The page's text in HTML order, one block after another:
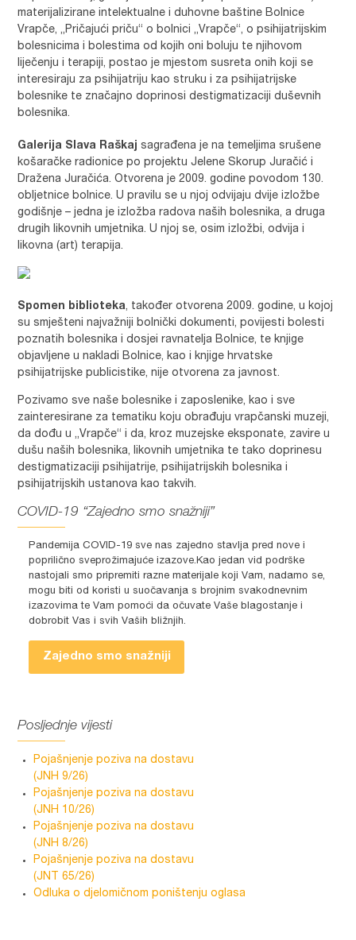
materijalizirane intelektualne i duhovne baštine Bolnice
Vrapče, „Pričajući priču“ o bolnici „Vrapče“, o psihijatrijskim
bolesnicima i bolestima od kojih oni boluju te njihovom
liječenju i terapiji, postao je mjestom susreta onih koji se
interesiraju za psihijatriju kao struku i za psihijatrijske
bolesnike te značajno doprinosi destigmatizaciji duševnih
bolesnika.
Galerija Slava Raškaj
sagrađena je na temeljima srušene
košaračke radionice po projektu Jelene Skorup Juračić i
Dražena Juračića. Otvorena je 2009. godine povodom 130.
obljetnice bolnice. U pravilu se u njoj odvijaju dvije izložbe
godišnje – jedna je izložba radova naših bolesnika, a druga
drugih likovnih umjetnika. U njoj se, osim izložbi, odvija i
likovna (art) terapija.
Spomen biblioteka, također otvorena 2009. godine, u kojoj
su smješteni najvažniji bolnički dokumenti, povijesti bolesti
poznatih bolesnika i dosjei ravnatelja Bolnice, te knjige
objavljene u nakladi Bolnice, kao i knjige hrvatske
psihijatrijske publicistike, nije otvorena za javnost.
Pozivamo sve naše bolesnike i zaposlenike, kao i sve
zainteresirane za tematiku koju obrađuju vrapčanski muzeji,
da dođu u „Vrapče“ i da, kroz muzejske eksponate, zavire u
dušu naših bolesnika, likovnih umjetnika te tako doprinesu
destigmatizaciji psihijatrije, psihijatrijskih bolesnika i
psihijatrijskih ustanova kao takvih.
COVID-19 “Zajedno smo snažniji”
Pandemija COVID-19 sve nas zajedno stavlja pred nove i
poprilično sveprožimajuće izazove.Kao jedan vid podrške
nastojali smo pripremiti razne materijale koji Vam, nadamo se,
mogu biti od koristi u suočavanja s brojnim svakodnevnim
izazovima te Vam pomoći da očuvate Vaše blagostanje i
dobrobit Vas i svih Vaših bližnjih.
Zajedno smo snažniji
Posljednje vijesti
Pojašnjenje poziva na dostavu
(JNH 9/26)
Pojašnjenje poziva na dostavu
(JNH 10/26)
Pojašnjenje poziva na dostavu
(JNH 8/26)
Pojašnjenje poziva na dostavu
(JNT 65/26)
Odluka o djelomičnom poništenju oglasa